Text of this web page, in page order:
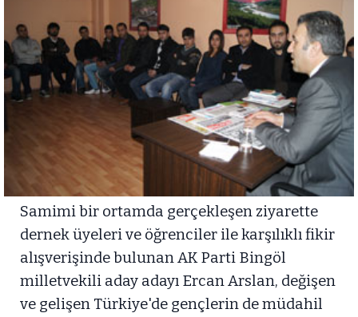
Samimi bir ortamda gerçekleşen ziyarette
dernek üyeleri ve öğrenciler ile karşılıklı fikir
alışverişinde bulunan AK Parti Bingöl
milletvekili aday adayı Ercan Arslan, değişen
ve gelişen Türkiye'de gençlerin de müdahil